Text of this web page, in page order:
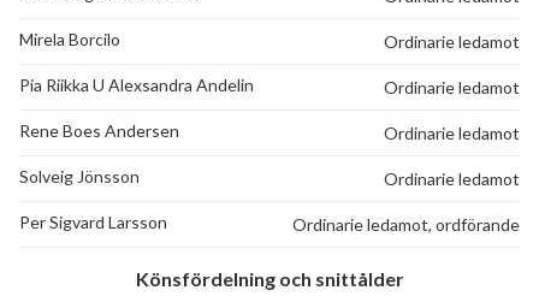
Mirela Borcilo Ordinarie ledamot
Pia Riikka U Alexsandra Andelin Ordinarie ledamot
Rene Boes Andersen Ordinarie ledamot
Solveig Jönsson Ordinarie ledamot
Per Sigvard Larsson Ordinarie ledamot, ordförande
Könsfördelning och snittålder